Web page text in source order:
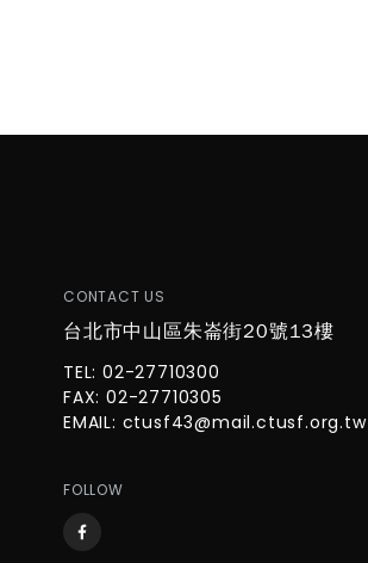
CONTACT US
台北市中山區朱崙街20號13樓
TEL: 02-27710300
FAX: 02-27710305
EMAIL: ctusf43@mail.ctusf.org.tw
FOLLOW